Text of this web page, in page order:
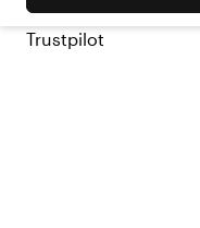
Trustpilot